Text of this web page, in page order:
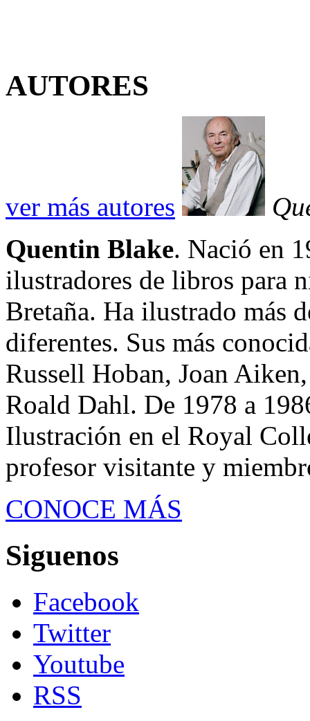
AUTORES
ver más autores
Quentin Blake. Nació en
ilustradores de libros para
Bretaña. Ha ilustrado más
diferentes. Sus más
Russell Hoban, Joan
Roald Dahl. De 1978 a
Ilustración en el Royal
profesor visitante y
CONOCE MÁS
Siguenos
Facebook
Twitter
Youtube
RSS